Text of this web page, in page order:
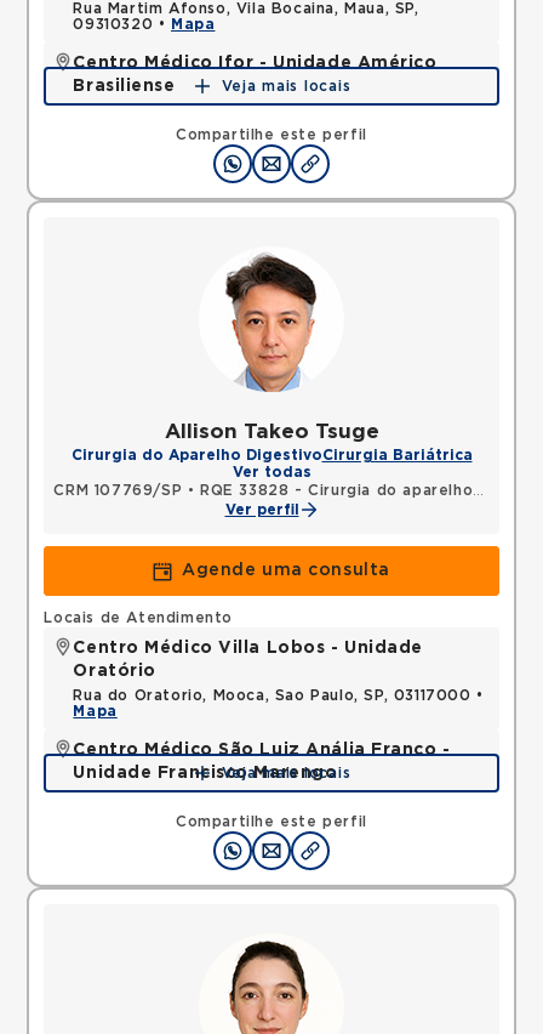
Compartilhe este perfil
Rua Martim Afonso, Vila Bocaina, Maua, SP,
09310320 •
Mapa
Centro Médico Ifor - Unidade Américo
Brasiliense
Rua Americo Brasiliense, Centro, Sao Bernardo do
Campo, SP, 09715021 •
Mapa
Veja mais locais
Allison Takeo Tsuge
Cirurgia do Aparelho DigestivoCirurgia Bariátrica
Ver todas
CRM 107769/SP •
RQE 33828 - Cirurgia do aparelho digestivo
Ver perfil
Agende uma consulta
Compartilhe este perfil
Locais de Atendimento
Centro Médico Villa Lobos - Unidade
Oratório
Rua do Oratorio, Mooca, Sao Paulo, SP, 03117000 •
Mapa
Centro Médico São Luiz Anália Franco -
Unidade Francisco Marengo
Rua Francisco Marengo, Tatuape, Sao Paulo, SP,
Mapa
Veja mais locais